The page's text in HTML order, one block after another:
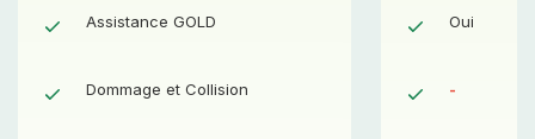
Assistance GOLD
Dommage et Collision
Oui
Oui
Oui
-